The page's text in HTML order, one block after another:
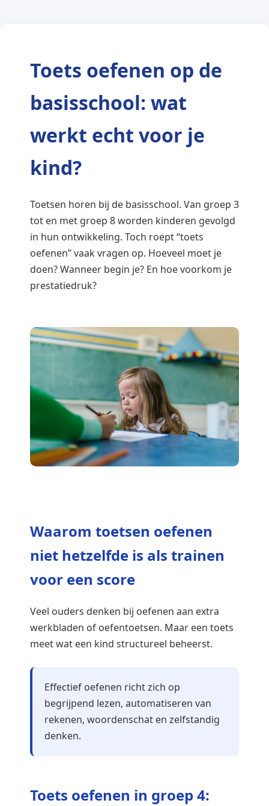
Toets oefenen op de
basisschool: wat
werkt echt voor je
kind?
Toetsen horen bij de basisschool. Van groep 3
tot en met groep 8 worden kinderen gevolgd
in hun ontwikkeling. Toch roept “toets
oefenen” vaak vragen op. Hoeveel moet je
doen? Wanneer begin je? En hoe voorkom je
prestatiedruk?
Waarom toetsen oefenen
niet hetzelfde is als trainen
voor een score
Veel ouders denken bij oefenen aan extra
werkbladen of oefentoetsen. Maar een toets
meet wat een kind structureel beheerst.
Effectief oefenen richt zich op
begrijpend lezen, automatiseren van
rekenen, woordenschat en zelfstandig
denken.
Toets oefenen in groep 4: